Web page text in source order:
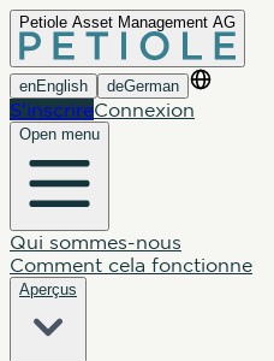
Petiole Asset Management AG
enEnglish deGerman
S'inscrireConnexion
Open menu
Qui sommes-nous
Comment cela fonctionne
Aperçus